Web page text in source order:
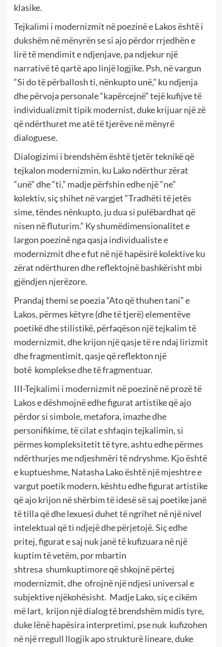
klasike.
Tejkalimi i modernizmit në poezinë e Lakos është i
dukshëm në mënyrën se si ajo përdor rrjedhën e
lirë të mendimit e ndjenjave, pa ndjekur një
narrativë të qartë apo linjë logjike. Psh, në vargun
“Si do të përballosh ti, nënkupto unë,” ku ndjenja
dhe përvoja personale “kapërcejnë” tejë kufijve të
individualizmit tipik modernist, duke krijuar një zë
që ndërthuret me atë të tjerëve në mënyrë
dialoguese.
Dialogizimi i brendshëm është tjetër teknikë që
tejkalon modernizmin, ku Lako ndërthur zërat
“unë” dhe “ti,” madje përfshin edhe një “ne”
kolektiv, siç shihet në vargjet “Tradhëti të jetës
sime, tëndes nënkupto, ju dua si pulëbardhat që
nisen në fluturim.” Ky shumëdimensionalitet e
largon poezinë nga qasja individualiste e
modernizmit dhe e fut në një hapësirë kolektive ku
zërat ndërthuren dhe reflektojnë bashkërisht mbi
gjëndjen njerëzore.
Prandaj themi se poezia “Ato që thuhen tani” e
Lakos, përmes këtyre (dhe të tjerë) elementëve
poetikë dhe stilistikë, përfaqëson një tejkalim të
modernizmit, dhe krijon një qasje të re ndaj lirizmit
dhe fragmentimit, qasje që reflekton një
botë komplekse dhe të fragmentuar.
III-Tejkalimi i modernizmit në poezinë në prozë të
Lakos e dëshmojnë edhe figurat artistike që ajo
përdor si simbole, metafora, imazhe dhe
personifikime, të cilat e shfaqin tejkalimin, si
përmes kompleksitetit të tyre, ashtu edhe përmes
ndërthurjes me ndjeshmëri të ndryshme. Kjo është
e kuptueshme, Natasha Lako është një mjeshtre e
vargut poetik modern, kështu edhe figurat artistike
që ajo krijon në shërbim të idesë së saj poetike janë
të tilla që dhe lexuesi duhet të ngrihet në një nivel
intelektual që ti ndjejë dhe përjetojë. Siç edhe
pritej, figurat e saj nuk janë të kufizuara në një
kuptim të vetëm, por mbartin
shtresa shumkuptimore që shkojnë përtej
modernizmit, dhe ofrojnë një ndjesi universal e
subjektive njëkohësisht. Madje Lako, siç e cikëm
më lart, krijon një dialog të brendshëm midis tyre,
duke lënë hapësira interpretimi, pse nuk kufizohen
në një rregull llogjik apo strukturë lineare, duke